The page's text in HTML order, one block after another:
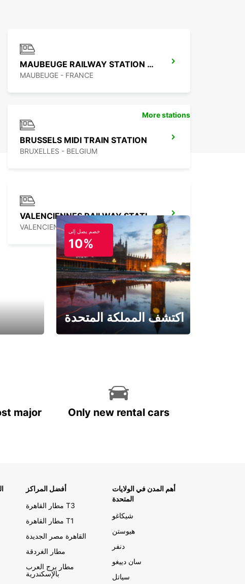
MAUBEUGE RAILWAY STATION - SERVICE POINT
MAUBEUGE - FRANCE
BRUSSELS MIDI TRAIN STATION
BRUXELLES - BELGIUM
VALENCIENNES RAILWAY STATION - SERVICE POINT
VALENCIENNES - FRANCE
More stations
خصم يصل إلى
10%
اكتشف المملكة المتحدة
major
Only new rental cars
أفضل المراكز
مطار القاهرة T3
مطار القاهرة T1
القاهرة مصر الجديدة
مطار الغردقة
مطار برج العرب
بالإسكندرية
أهم المدن في الولايات
المتحدة
شيكاغو
هيوستن
دنفر
سان دييغو
سياتل